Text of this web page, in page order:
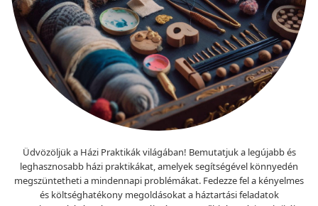
Üdvözöljük a Házi Praktikák világában! Bemutatjuk a legújabb és
leghasznosabb házi praktikákat, amelyek segítségével könnyedén
megszüntetheti a mindennapi problémákat. Fedezze fel a kényelmes
és költséghatékony megoldásokat a háztartási feladatok